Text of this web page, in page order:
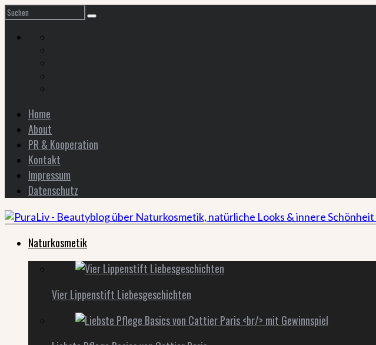
Home
About
PR & Kooperation
Kontakt
Impressum
Datenschutz
Naturkosmetik
Vier Lippenstift Liebesgeschichten